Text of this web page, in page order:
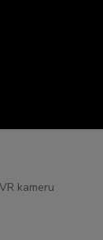
kameru